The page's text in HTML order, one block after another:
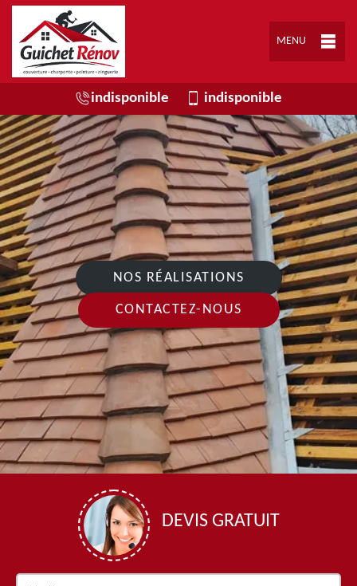
MENU
indisponible indisponible
NOS RÉALISATIONS
CONTACTEZ-NOUS
DEVIS GRATUIT